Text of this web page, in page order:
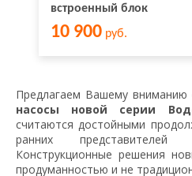
встроенный блок
10 900 руб.
Предлагаем Вашему вниманию
насосы новой серии
считаются достойными
ранних представителей
Конструкционные решения
продуманностью и не